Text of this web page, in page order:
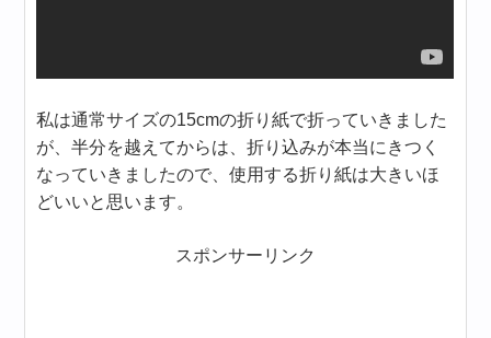
私は通常サイズの15cmの折り紙で折っていきました
が、半分を越えてからは、折り込みが本当にきつく
なっていきましたので、使用する折り紙は大きいほ
どいいと思います。
スポンサーリンク